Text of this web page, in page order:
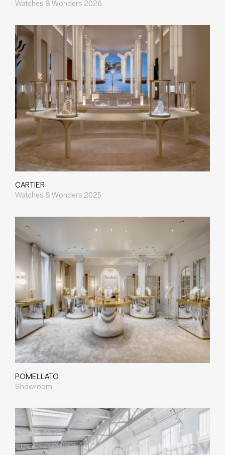
Watches & Wonders 2026
CARTIER
Watches & Wonders 2025
POMELLATO
Showroom